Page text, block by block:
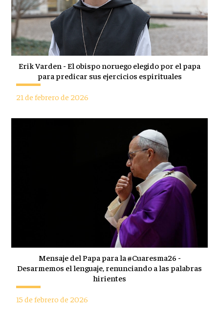
Erik Varden - El obispo noruego elegido por el papa
para predicar sus ejercicios espirituales
21 de febrero de 2026
Mensaje del Papa para la #Cuaresma26 -
Desarmemos el lenguaje, renunciando a las palabras
hirientes
15 de febrero de 2026